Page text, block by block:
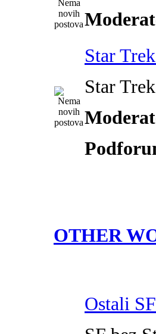
Star
Star
OTHER
Ostali